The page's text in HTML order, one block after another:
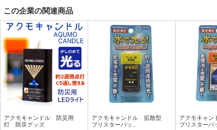
この企業の関連商品
アクモキャンドル 防災用
灯 防災グッズ
アクモキャンドル 拡散型
ブリスターパッ...
アクモキャ
ブリスターパ